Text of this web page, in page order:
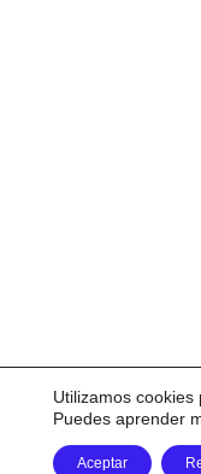
Utilizamos
Puedes aprender
Aceptar